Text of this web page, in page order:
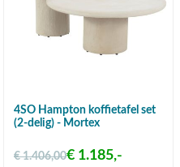
4SO Hampton koffietafel set
(2-delig) - Mortex
€ 1.406,00€ 1.185,-